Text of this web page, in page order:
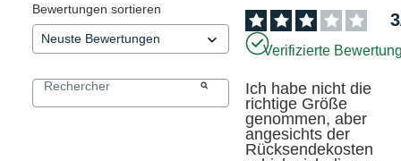
Bewertungen sortieren
3
Verifizierte
Ich habe nicht die
richtige Größe
genommen, aber
angesichts der
Rücksendekosten